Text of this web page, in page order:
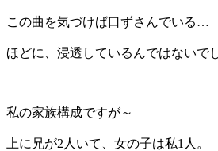
この曲を気づけば口ずさんでいる…
ほどに、浸透しているんではないで
私の家族構成ですが～
上に兄が2人いて、女の子は私1人。